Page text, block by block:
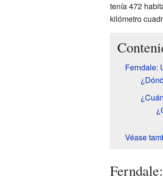
tenía 472
kilómetro
Ferndale:
Véase